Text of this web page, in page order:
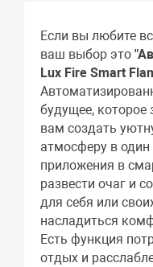
Если вы любите
ваш выбор это
Lux Fire Smart
будущее, которое
вам создать
атмосферу в
приложения в
развести очаг и
для себя или
насладиться
Есть функция
отдых и